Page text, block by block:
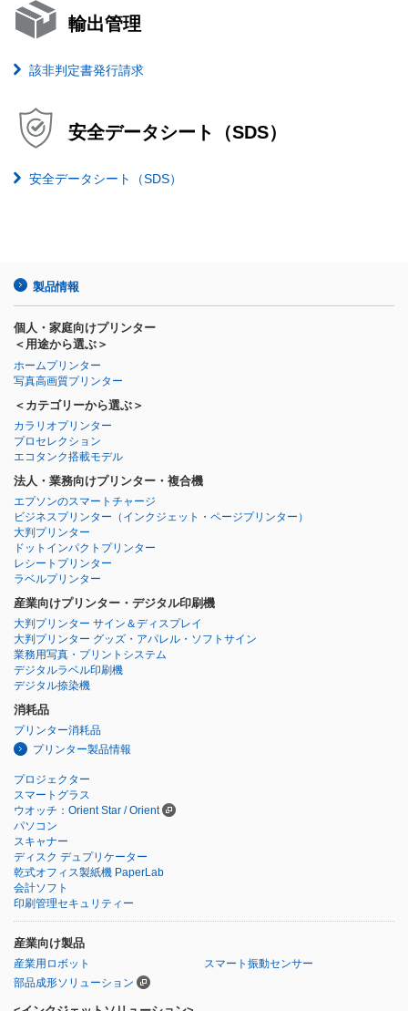
輸出管理
該非判定書発行請求
安全データシート（SDS）
安全データシート（SDS）
製品情報
個人・家庭向けプリンター
＜用途から選ぶ＞
ホームプリンター
写真高画質プリンター
＜カテゴリーから選ぶ＞
カラリオプリンター
プロセレクション
エコタンク搭載モデル
法人・業務向けプリンター・複合機
エプソンのスマートチャージ
ビジネスプリンター （インクジェット・ページプリンター）
大判プリンター
ドットインパクトプリンター
レシートプリンター
ラベルプリンター
産業向けプリンター・デジタル印刷機
大判プリンター サイン＆ディスプレイ
大判プリンター グッズ・アパレル・ソフトサイン
業務用写真・プリントシステム
デジタルラベル印刷機
デジタル捺染機
消耗品
プリンター消耗品
プリンター製品情報
プロジェクター
スマートグラス
ウオッチ：Orient Star / Orient
パソコン
スキャナー
ディスク デュプリケーター
乾式オフィス製紙機 PaperLab
会計ソフト
印刷管理セキュリティー
産業向け製品
産業用ロボット
スマート振動センサー
部品成形ソリューション